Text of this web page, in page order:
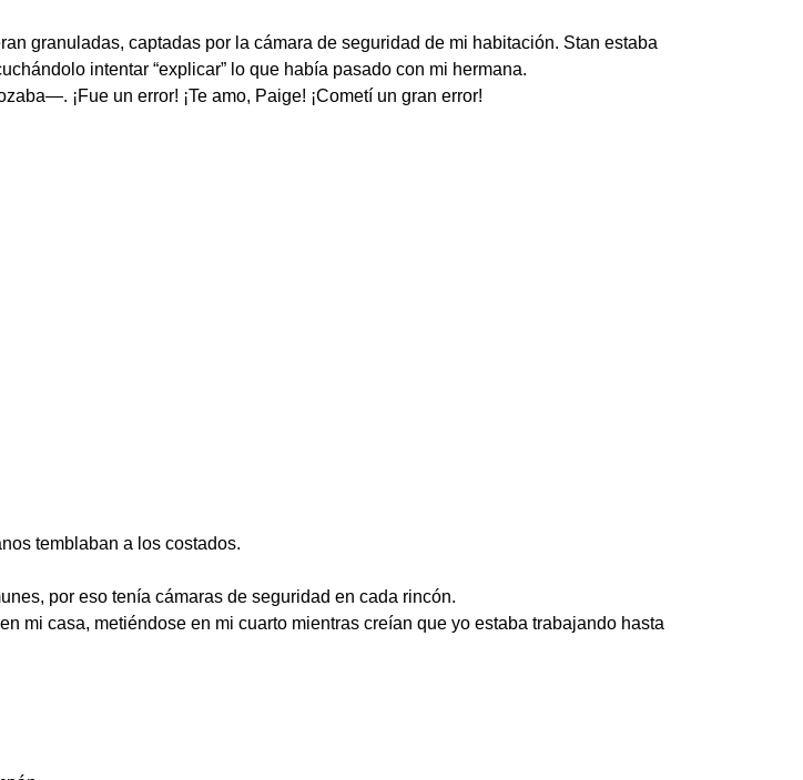
granuladas, captadas por la cámara de seguridad de mi habitación. Stan estaba
intentar “explicar” lo que había pasado con mi hermana.
¡Fue un error! ¡Te amo, Paige! ¡Cometí un gran error!
temblaban a los costados.
por eso tenía cámaras de seguridad en cada rincón.
mi casa, metiéndose en mi cuarto mientras creían que yo estaba trabajando hasta